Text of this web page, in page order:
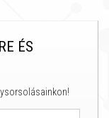
ÉS